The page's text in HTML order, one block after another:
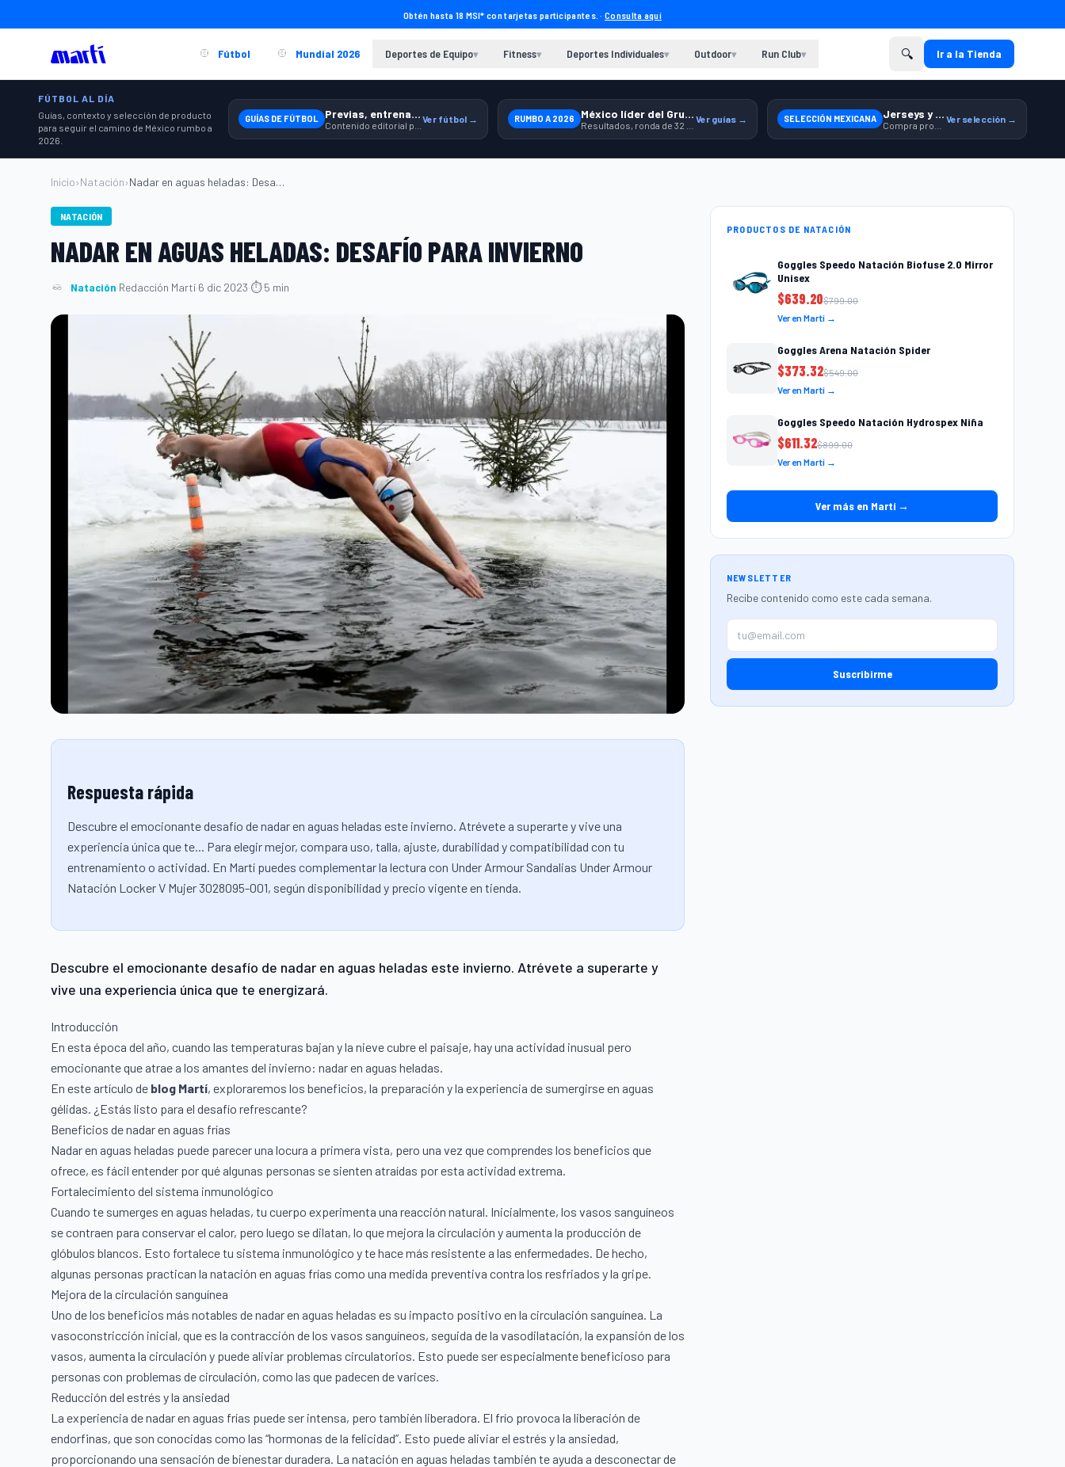
Obtén hasta 18 MSI* con tarjetas participantes. ·Consulta aquí
Fútbol Mundial 2026 Deportes de Equipo▾ Fitness▾ Deportes Individuales▾ Outdoor▾ Run Club▾ 🔍 Ir a la Tienda
FÚTBOL AL DÍA
Guías, contexto y selección de producto
para seguir el camino de México rumbo a
2026.
GUÍAS DE FÚTBOL Previas, entrenamiento y producto Ver fútbol → RUMBO A 2026 México líder del Grupo A Ver guías → SELECCIÓN MEXICANA Jerseys y equipamiento relacionado Ver selección →
Inicio›Natación› Nadar en aguas heladas: Desafío para inv...
NATACIÓN
NADAR EN AGUAS HELADAS: DESAFÍO PARA INVIERNO
Natación·Redacción Martí·6 dic 2023·⏱ 5 min
Respuesta rápida
Descubre el emocionante desafío de nadar en aguas heladas este invierno. Atrévete a superarte y vive una
experiencia única que te... Para elegir mejor, compara uso, talla, ajuste, durabilidad y compatibilidad con tu
entrenamiento o actividad. En Martí puedes complementar la lectura con Under Armour Sandalias Under Armour
Natación Locker V Mujer 3028095-001, según disponibilidad y precio vigente en tienda.
Descubre el emocionante desafío de nadar en aguas heladas este invierno. Atrévete a superarte y
vive una experiencia única que te energizará.
Introducción
En esta época del año, cuando las temperaturas bajan y la nieve cubre el paisaje, hay una actividad inusual pero
emocionante que atrae a los amantes del invierno: nadar en aguas heladas.
En este artículo de blog Martí, exploraremos los beneficios, la preparación y la experiencia de sumergirse en aguas
gélidas. ¿Estás listo para el desafío refrescante?
Beneficios de nadar en aguas frías
Nadar en aguas heladas puede parecer una locura a primera vista, pero una vez que comprendes los beneficios que
ofrece, es fácil entender por qué algunas personas se sienten atraídas por esta actividad extrema.
Fortalecimiento del sistema inmunológico
Cuando te sumerges en aguas heladas, tu cuerpo experimenta una reacción natural. Inicialmente, los vasos sanguíneos
se contraen para conservar el calor, pero luego se dilatan, lo que mejora la circulación y aumenta la producción de
glóbulos blancos. Esto fortalece tu sistema inmunológico y te hace más resistente a las enfermedades. De hecho,
algunas personas practican la natación en aguas frías como una medida preventiva contra los resfriados y la gripe.
Mejora de la circulación sanguínea
Uno de los beneficios más notables de nadar en aguas heladas es su impacto positivo en la circulación sanguínea. La
vasoconstricción inicial, que es la contracción de los vasos sanguíneos, seguida de la vasodilatación, la expansión de los
vasos, aumenta la circulación y puede aliviar problemas circulatorios. Esto puede ser especialmente beneficioso para
personas con problemas de circulación, como las que padecen de varices.
Reducción del estrés y la ansiedad
La experiencia de nadar en aguas frías puede ser intensa, pero también liberadora. El frío provoca la liberación de
endorfinas, que son conocidas como las “hormonas de la felicidad”. Esto puede aliviar el estrés y la ansiedad,
proporcionando una sensación de bienestar duradera. La natación en aguas heladas también te ayuda a desconectar de
PRODUCTOS DE NATACIÓN
Goggles Speedo Natación Biofuse 2.0 Mirror
Unisex
$639.20$799.00
Ver en Martí →
Goggles Arena Natación Spider
$373.32$549.00
Ver en Martí →
Goggles Speedo Natación Hydrospex Niña
$611.32$899.00
Ver en Martí →
Ver más en Martí →
NEWSLETTER
Recibe contenido como este cada semana.
Suscribirme